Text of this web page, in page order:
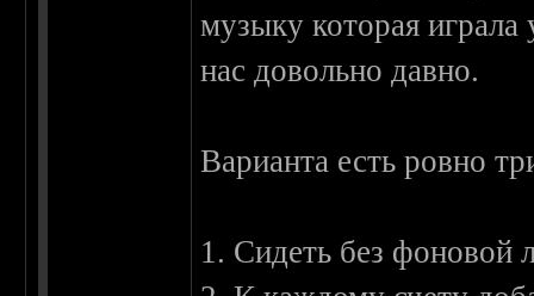
музыку которая
нас довольно давно.
Варианта есть ровно
1. Сидеть без фоновой